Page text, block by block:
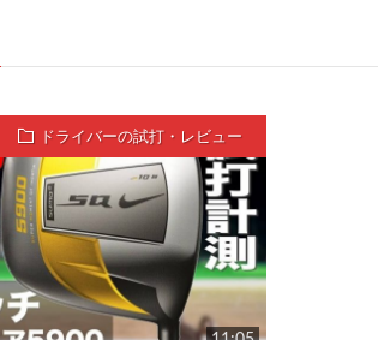
ドライバーの試打・レビュー